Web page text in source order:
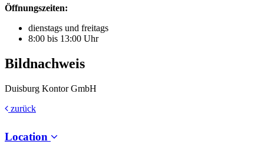
Öffnungszeiten:
dienstags und freitags
8:00 bis 13:00 Uhr
Bildnachweis
Duisburg Kontor GmbH
zurück
Location